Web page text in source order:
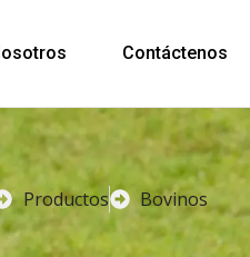
Contáctenos
Productos Bovinos